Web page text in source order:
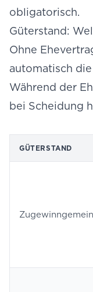
obligatorisch.
Güterstand:
Ohne
automatisch die
Während der
bei Scheidung
GÜTERSTAND